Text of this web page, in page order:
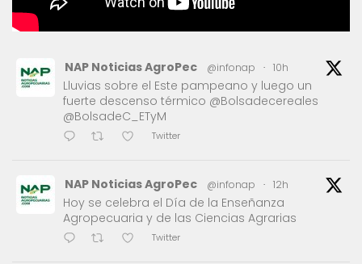
NAP Noticias AgroPec @infonap · 10h
Lluvias sobre el Este pampeano y luego un
fuerte descenso térmico @Bolsadecereales
@BolsadeC_ETyM
Twitter
NAP Noticias AgroPec @infonap · 12h
Hoy se celebra el Día de la Enseñanza
Agropecuaria y de las Ciencias Agrarias
Twitter